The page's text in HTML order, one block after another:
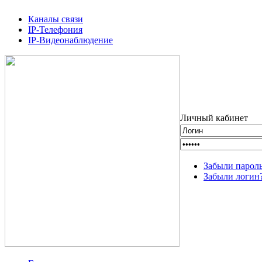
Каналы связи
IP-Телефония
IP-Видеонаблюдение
Личный кабинет
Забыли
Забыли